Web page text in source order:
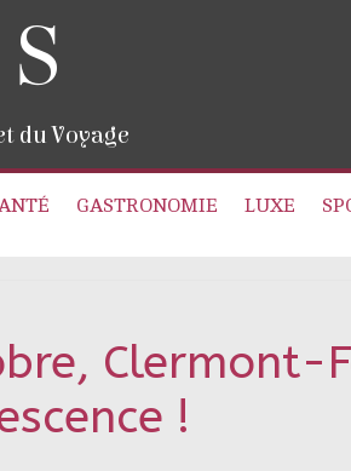
du Voyage
GASTRONOMIE LUXE
Clermont-
!